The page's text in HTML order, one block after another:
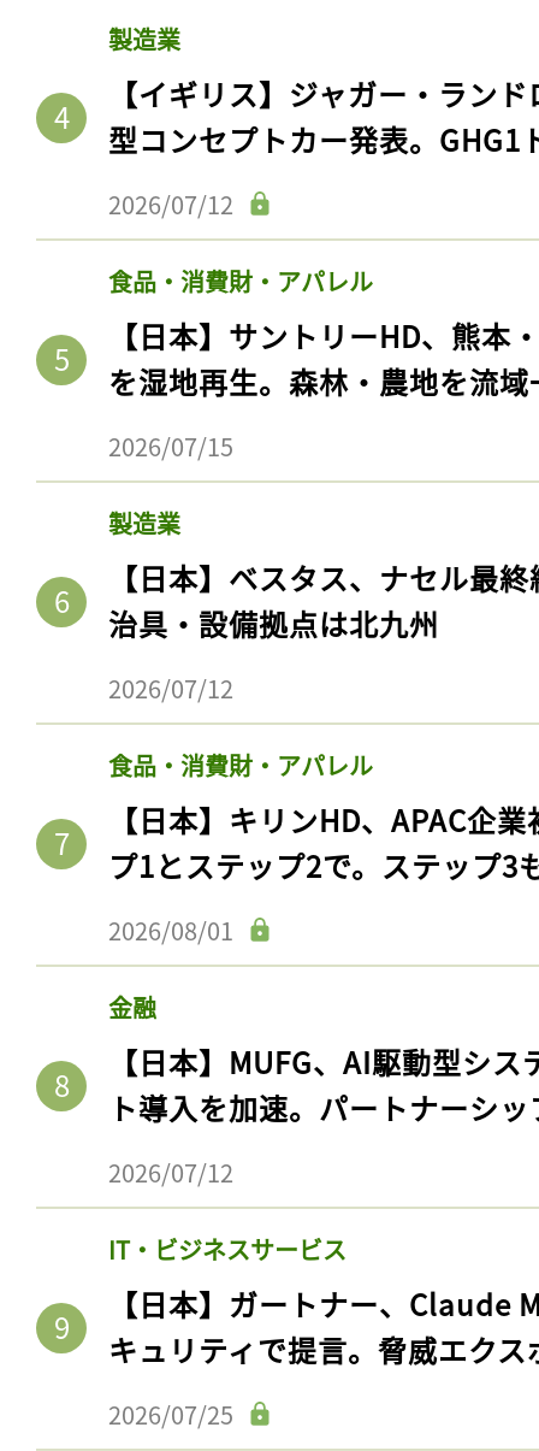
製造業
【イギリス】ジャガー・ラン
型コンセプトカー発表。GHG1
2026/07/12
食品・消費財・アパレル
【日本】サントリーHD、熊本
を湿地再生。森林・農地を流
2026/07/15
製造業
【日本】ベスタス、ナセル最
治具・設備拠点は北九州
2026/07/12
食品・消費財・アパレル
【日本】キリンHD、APAC企
プ1とステップ2で。ステップ3
2026/08/01
金融
【日本】MUFG、AI駆動型シ
ト導入を加速。パートナーシ
2026/07/12
IT・ビジネスサービス
【日本】ガートナー、Claude
キュリティで提言。脅威エク
2026/07/25